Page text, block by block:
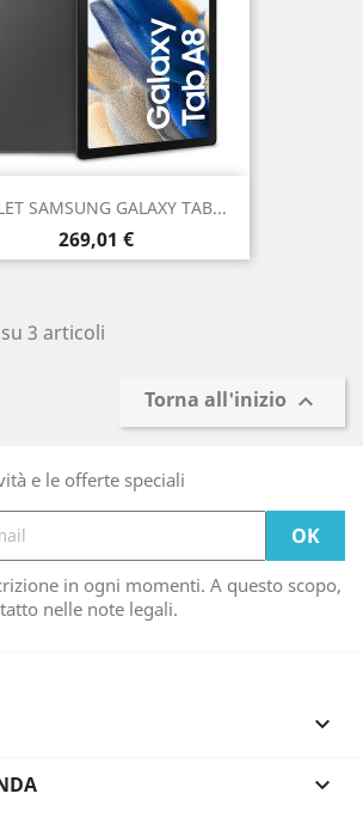
SAMSUNG GALAXY TAB...
Prezzo
269,01 €
3 articoli
Torna all'inizio 
e le offerte speciali
in ogni momenti. A questo scopo,
nelle note legali.

